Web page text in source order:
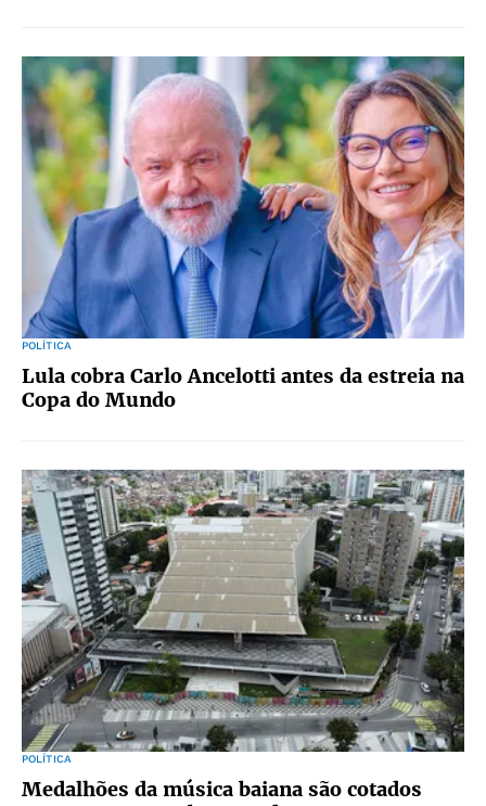
POLÍTICA
Lula cobra Carlo Ancelotti antes da estreia na
Copa do Mundo
POLÍTICA
Medalhões da música baiana são cotados